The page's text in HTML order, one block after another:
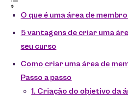
O que é uma área de
5 vantagens de criar uma
seu curso
Como criar uma área de
Passo a passo
1. Criação do objetivo da